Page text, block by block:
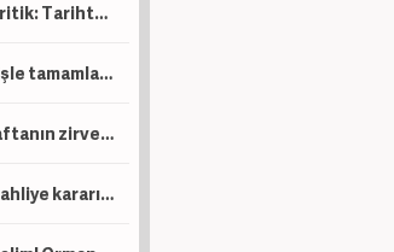
Avrupa'da durum kritik: Tarihte böylesi görülmedi
Borsa günü yükselişle tamamladı! En çok kazandıran belli oldu
Bakır fiyatları 12 haftanın zirvesinde!
İzmir Otogarı için tahliye kararı! Yargıtay son noktayı koydu